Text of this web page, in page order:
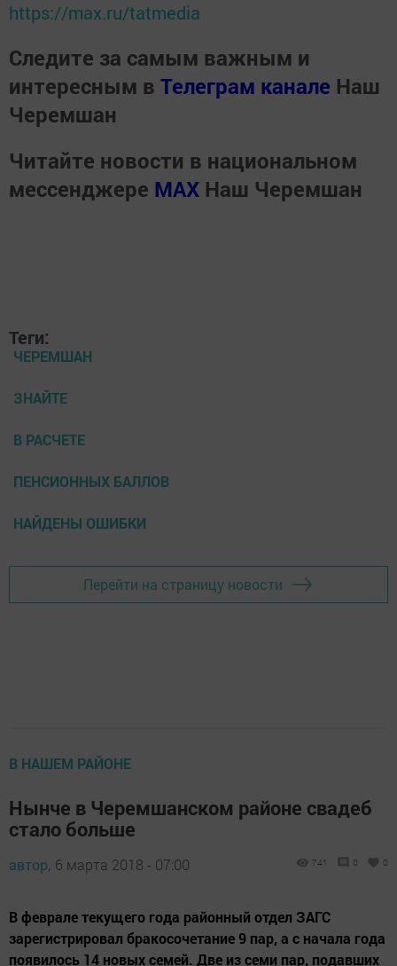
https://max.ru/tatmedia
Следите за самым важным и
интересным в Телеграм канале Наш
Черемшан
Читайте новости в национальном
мессенджере MАХ Наш Черемшан
Теги:
ЧЕРЕМШАН
ЗНАЙТЕ
В РАСЧЕТЕ
ПЕНСИОННЫХ БАЛЛОВ
НАЙДЕНЫ ОШИБКИ
Перейти на страницу новости
В НАШЕМ РАЙОНЕ
Нынче в Черемшанском районе свадеб
стало больше
автор, 6 марта 2018 - 07:00 741 0 0
В феврале текущего года районный отдел ЗАГС
зарегистрировал бракосочетание 9 пар, а с начала года
появилось 14 новых семей. Две из семи пар, подавших